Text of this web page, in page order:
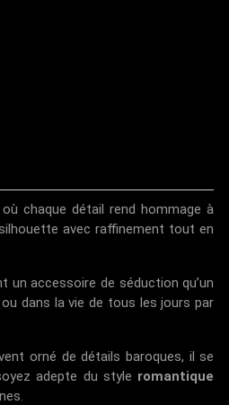
chaque détail rend hommage à
avec raffinement tout en
un accessoire de séduction qu’un
dans la vie de tous les jours par
orné de détails baroques, il se
adepte du style romantique